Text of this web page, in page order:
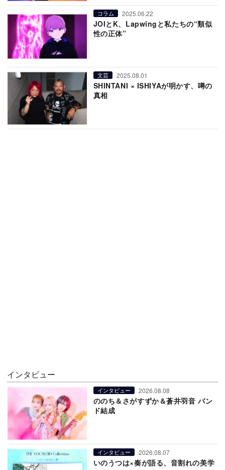
コラム 2025.06.22
JOIとK、Lapwingと私たちの“類似
性の正体”
文芸 2025.08.01
SHINTANI × ISHIYAが明かす、噂の
真相
インタビュー
インタビュー 2026.08.08
ののち＆さがすずか＆蒼井羽音 バン
ド結成
インタビュー 2026.08.07
いのうつは×奏が語る、音割れの美学